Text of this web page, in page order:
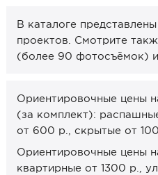
Завертки, блокады
Системы
Каталоги от
Сервис
Консультация
В каталоге
проектов. Смотрите
(более 90 фотосъёмок) и
Ориентировочные цены
(за комплект):
от 600 р., скрытые от
Ориентировочные цены
квартирные от 1300 р.,